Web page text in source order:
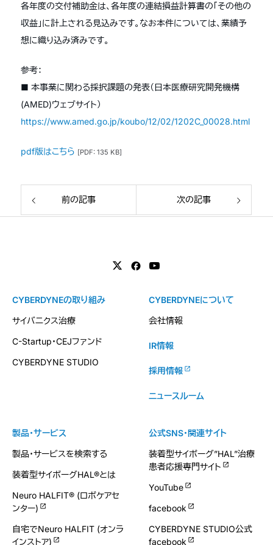
各年度の交付補助金は、各年度の連結損益計算書の「その他の
収益」に計上される見込みです。なお本件については、業績予
想に織り込み済みです。
参考：
■ 本事業に関わる採択課題の発表（日本医療研究開発機構
(AMED)ウェブサイト）
https://www.amed.go.jp/koubo/12/02/1202C_00028.html
pdf版はこちら [PDF: 135 KB]
前の記事 次の記事
製品・サービス
製品・サービスを検索する
装着型サイボーグHAL®とは
Neuro HALFIT® (ロボケアセ
ンター)
自宅でNeuro HALFIT (オンラ
インストア)
CYBERDYNEの取り組み
サイバニクス治療
C-Startup・CEJファンド
CYBERDYNE STUDIO
CYBERDYNEについて
会社情報
IR情報
採用情報
ニュースルーム
公式SNS・関連サイト
装着型サイボーグ”HAL”治療
患者応援専門サイト
YouTube
facebook
CYBERDYNE STUDIO公式
facebook